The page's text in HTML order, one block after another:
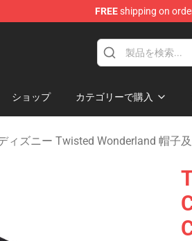
FREEshipping on
ショップ カテゴリーで購入
ィズニー Twisted Wonderland 帽子